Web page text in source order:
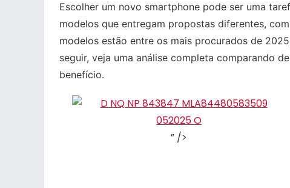
Escolher um novo smartphone pode ser uma
modelos que entregam propostas diferentes,
modelos estão entre os mais procurados de
seguir, veja uma análise completa comparando
benefício.
” />